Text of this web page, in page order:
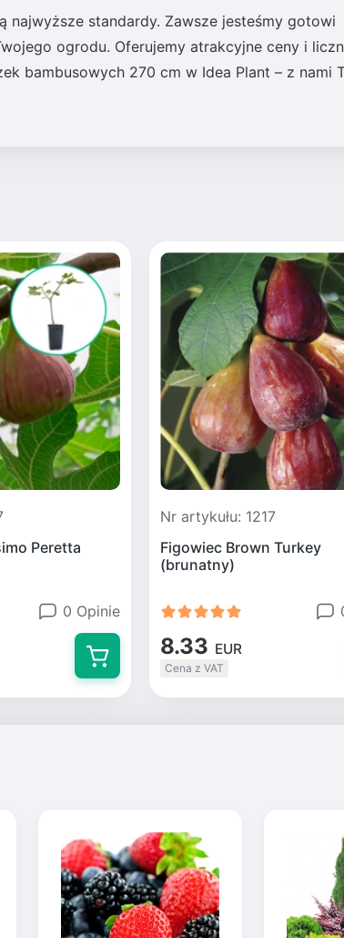
najwyższe standardy. Zawsze jesteśmy gotowi
ogrodu. Oferujemy atrakcyjne ceny i
bambusowych 270 cm w Idea Plant – z nami
Peretta
0 Opinie
Nr artykułu: 1217
Figowiec Brown Turkey
(brunatny)
8.33 EUR
Cena z VAT